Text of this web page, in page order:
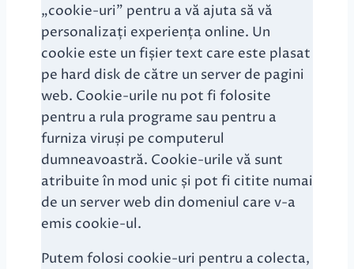
„cookie-uri” pentru a vă ajuta să vă
personalizați experiența online. Un
cookie este un fișier text care este plasat
pe hard disk de către un server de pagini
web. Cookie-urile nu pot fi folosite
pentru a rula programe sau pentru a
furniza viruși pe computerul
dumneavoastră. Cookie-urile vă sunt
atribuite în mod unic și pot fi citite numai
de un server web din domeniul care v-a
emis cookie-ul.
Putem folosi cookie-uri pentru a colecta,